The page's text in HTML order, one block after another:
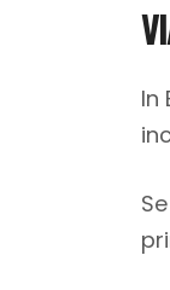
In